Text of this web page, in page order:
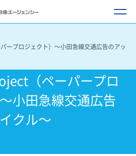
ープロジェクト）～小田急線交通広告のアッ
（ペーパープロ
小田急線交通広告
クル～